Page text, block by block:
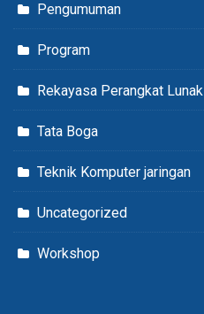
Pengumuman
Program
Rekayasa Perangkat Lunak
Tata Boga
Teknik Komputer jaringan
Uncategorized
Workshop